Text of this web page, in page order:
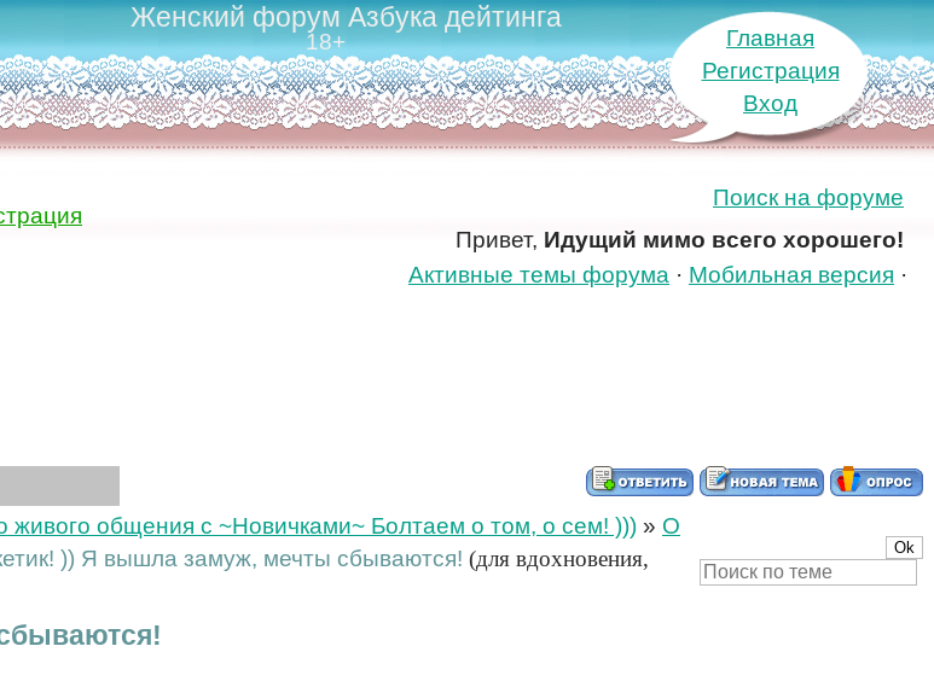
18+
Женский форум Азбука дейтинга
Главная
Регистрация
Вход
Привет, Идущий мимо всего хорошего!
Активные темы форума · Мобильная версия ·
Поиск на форуме
живого общения с ~Новичками~ Болтаем о том, о сем! ))) » О
)) Я вышла замуж, мечты сбываются! (для вдохновения,